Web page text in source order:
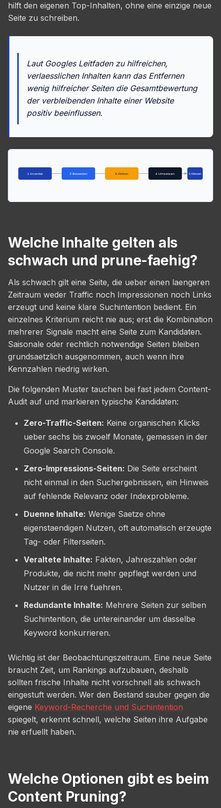
hilft den eigenen Top-Inhalten, ohne eine einzige neue
Seite zu schreiben.
Laut Googles Leitfaden zu hilfreichen,
verlaesslichen Inhalten kann das Entfernen
wenig hilfreicher Seiten die Gesamtbewertung
der verbleibenden Inhalte einer Website
positiv beeinflussen.
1 Inventar 2 Bewerten 3 Aktion 4 Umsetzen 5 Messen
Welche Inhalte gelten als
schwach und prune-faehig?
Als schwach gilt eine Seite, die ueber einen laengeren
Zeitraum weder Traffic noch Impressionen noch Links
erzeugt und keine klare Suchintention bedient. Ein
einzelnes Kriterium reicht nie aus; erst die Kombination
mehrerer Signale macht eine Seite zum Kandidaten.
Saisonale oder rechtlich notwendige Seiten bleiben
grundsaetzlich ausgenommen, auch wenn ihre
Kennzahlen niedrig wirken.
Die folgenden Muster tauchen bei fast jedem Content-
Audit auf und markieren typische Kandidaten:
Zero-Traffic-Seiten: Keine organischen Klicks
ueber sechs bis zwoelf Monate, gemessen in der
Google Search Console.
Zero-Impressions-Seiten: Die Seite erscheint
nicht einmal in den Suchergebnissen, ein Hinweis
auf fehlende Relevanz oder Indexprobleme.
Duenne Inhalte: Wenige Saetze ohne
eigenstaendigen Nutzen, oft automatisch erzeugte
Tag- oder Filterseiten.
Veraltete Inhalte: Fakten, Jahreszahlen oder
Produkte, die nicht mehr gepflegt werden und
Nutzer in die Irre fuehren.
Redundante Inhalte: Mehrere Seiten zur selben
Suchintention, die untereinander um dasselbe
Keyword konkurrieren.
Wichtig ist der Beobachtungszeitraum. Eine neue Seite
braucht Zeit, um Rankings aufzubauen, deshalb
sollten frische Inhalte nicht vorschnell als schwach
eingestuft werden. Wer den Bestand sauber gegen die
eigene Keyword-Recherche und Suchintention
spiegelt, erkennt schnell, welche Seiten ihre Aufgabe
nie erfuellt haben.
Welche Optionen gibt es beim
Content Pruning?